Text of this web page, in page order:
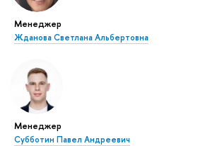
Менеджер
Жданова Светлана Альбертовна
Менеджер
Субботин Павел Андреевич